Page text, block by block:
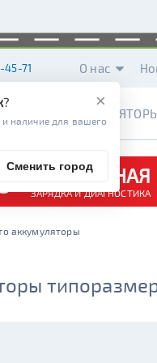
45-71 О нас
БЕСПЛАТНАЯ
ЗАРЯДКА И ДИАГНОСТИКА
аккумуляторы
×
?
наличие для вашего
Сменить город